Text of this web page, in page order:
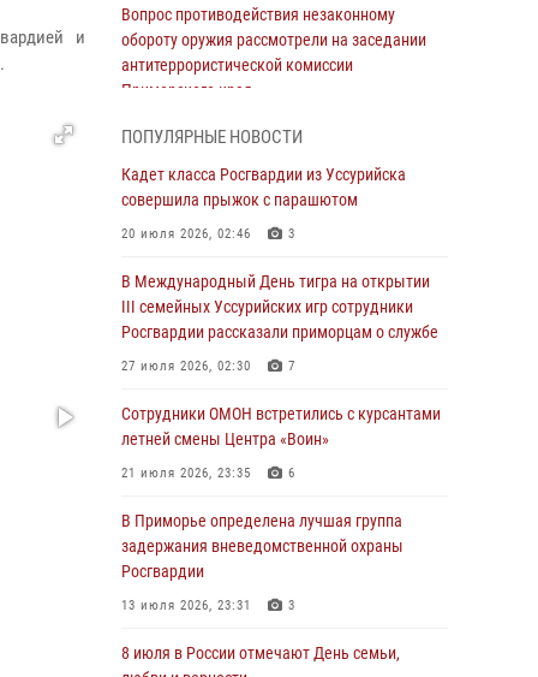
и
Вопрос противодействия незаконному
обороту оружия рассмотрели на заседании
антитеррористической комиссии
Приморского края
Во Владивостоке во дворе жилого дома
сотрудники вневедомственной охраны
обнаружили запрещенные растения
В День Крещения Руси в Князь-
Владимирском храме – Главном храме
Росгвардии состоялся праздничный молебен
28 июля 2026, 10:29 3
Росгвардейцы в Приморье приняли участие в
28 июля 2026, 05:39 3
В Международный День тигра на открытии
III семейных Уссурийских игр сотрудники
27 июля 2026, 02:30 7
ПОПУЛЯРНЫЕ НОВОСТИ
Кадет класса Росгвардии из Уссурийска
совершила прыжок с парашютом
20 июля 2026, 02:46 3
В Международный День тигра на открытии
III семейных Уссурийских игр сотрудники
Росгвардии рассказали приморцам о службе
27 июля 2026, 02:30 7
Сотрудники ОМОН встретились с курсантами
летней смены Центра «Воин»
21 июля 2026, 23:35 6
В Приморье определена лучшая группа
задержания вневедомственной охраны
Росгвардии
13 июля 2026, 23:31 3
8 июля в России отмечают День семьи,